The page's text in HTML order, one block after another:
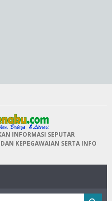
INFORMASI SEPUTAR
KEPEGAWAIAN SERTA INFO